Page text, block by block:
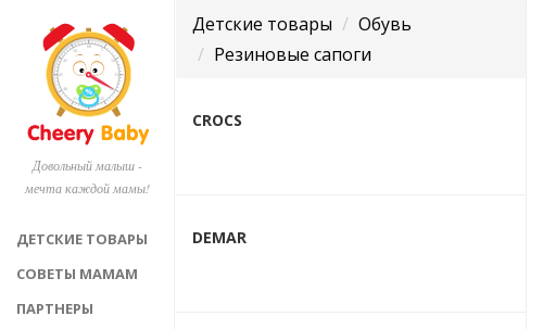
Довольный малыш -
мечта каждой мамы!
ДЕТСКИЕ ТОВАРЫ
СОВЕТЫ МАМАМ
ПАРТНЕРЫ
Детские товары
Обувь
Резиновые сапоги
CROCS
DEMAR